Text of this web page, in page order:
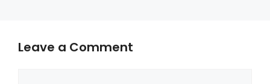
Leave a Comment